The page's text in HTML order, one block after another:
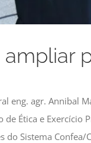
eng. agr. Annibal
de Ética e
do Sistema